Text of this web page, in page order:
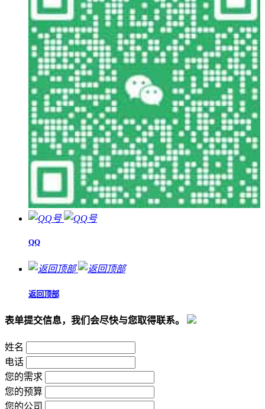
QQ
返回顶部
表单提交信息，我们会尽快与您取得联系。
姓名
电话
您的需求
您的预算
您的公司